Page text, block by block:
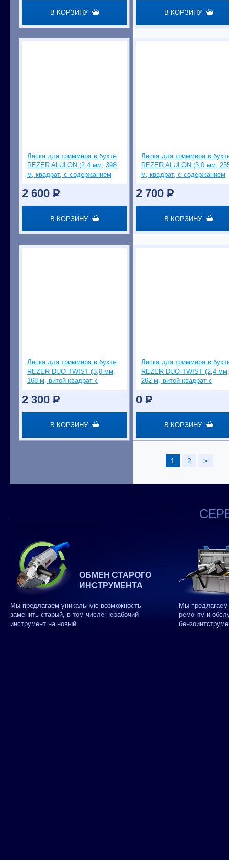
В КОРЗИНУ В КОРЗИНУ
Леска для триммера в бухте
REZER ALULON (2,4 мм, 398
м, квадрат, с содержанием
2 600 P
В КОРЗИНУ
Леска для триммера в
REZER ALULON (3,0 мм,
м, квадрат, с содержанием
2 700 P
В КОРЗИНУ
Леска для триммера в бухте
REZER DUO-TWIST (3,0 мм,
168 м, витой квадрат с
2 300 P
В КОРЗИНУ
Леска для триммера в
REZER DUO-TWIST (2,4 мм,
262 м, витой квадрат с
0 P
В КОРЗИНУ
1 2 >
ОБМЕН СТАРОГО
ИНСТРУМЕНТА
Мы предлагаем уникальную возможность
заменить старый, в том числе нерабочий
инструмент на новый.
Мы
ремонту и